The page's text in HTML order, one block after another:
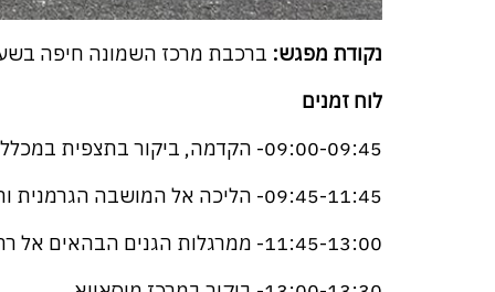
נקודת מפגש: ברכבת מרכז השמונה חיפה בשעה
לוח זמנים
09:00-09:45- הקדמה, ביקור בתצפית במכללת תלתן
09:45-11:45- הליכה אל המושבה הגרמנית והדרכה לאורכה בדגש "הטמפלרים בחיפה".
11:45-13:00- ממרגלות הגנים הבהאים אל רחוב הפרסים.